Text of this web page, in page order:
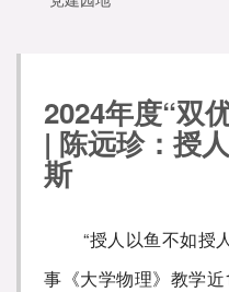
2024年度“双
| 陈远珍：授
斯
“授人以鱼不如授
事《大学物理》教学